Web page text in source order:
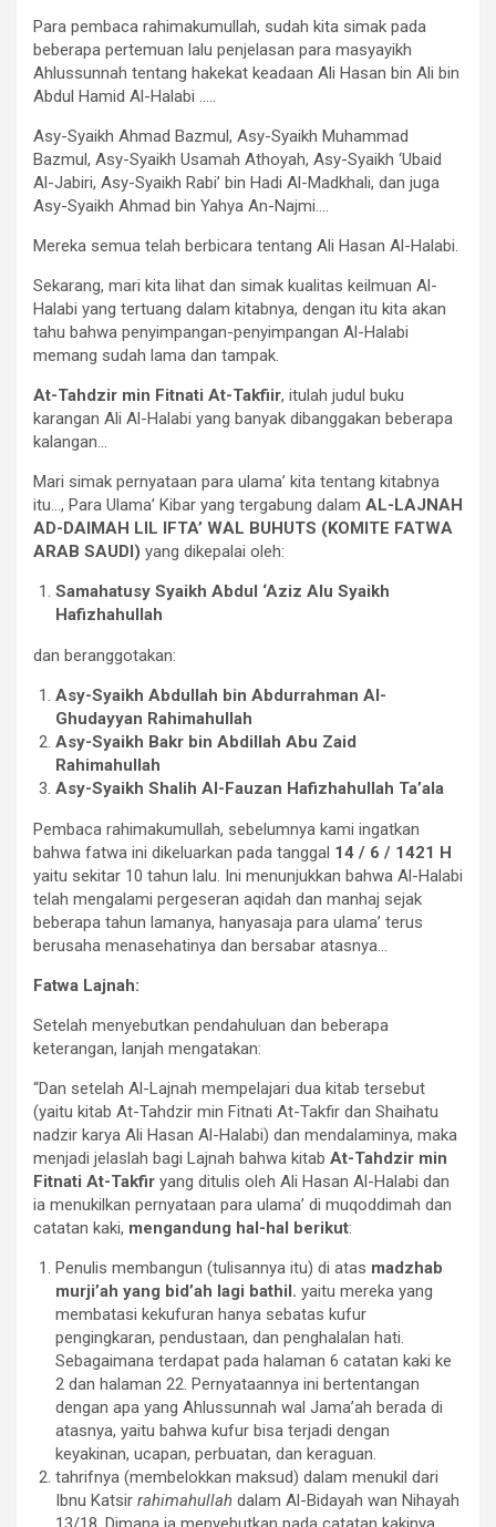
Para pembaca rahimakumullah, sudah kita simak pada
beberapa pertemuan lalu penjelasan para masyayikh
Ahlussunnah tentang hakekat keadaan Ali Hasan bin Ali bin
Abdul Hamid Al-Halabi …..
Asy-Syaikh Ahmad Bazmul, Asy-Syaikh Muhammad
Bazmul, Asy-Syaikh Usamah Athoyah, Asy-Syaikh ‘Ubaid
Al-Jabiri, Asy-Syaikh Rabi’ bin Hadi Al-Madkhali, dan juga
Asy-Syaikh Ahmad bin Yahya An-Najmi….
Mereka semua telah berbicara tentang Ali Hasan Al-Halabi.
Sekarang, mari kita lihat dan simak kualitas keilmuan Al-
Halabi yang tertuang dalam kitabnya, dengan itu kita akan
tahu bahwa penyimpangan-penyimpangan Al-Halabi
memang sudah lama dan tampak.
At-Tahdzir min Fitnati At-Takfiir, itulah judul buku
karangan Ali Al-Halabi yang banyak dibanggakan beberapa
kalangan…
Mari simak pernyataan para ulama’ kita tentang kitabnya
itu…, Para Ulama’ Kibar yang tergabung dalam AL-LAJNAH
AD-DAIMAH LIL IFTA’ WAL BUHUTS (KOMITE FATWA
ARAB SAUDI) yang dikepalai oleh:
Samahatusy Syaikh Abdul ‘Aziz Alu Syaikh
Hafizhahullah
dan beranggotakan:
Asy-Syaikh Abdullah bin Abdurrahman Al-
Ghudayyan Rahimahullah
Asy-Syaikh Bakr bin Abdillah Abu Zaid
Rahimahullah
Asy-Syaikh Shalih Al-Fauzan Hafizhahullah Ta’ala
Pembaca rahimakumullah, sebelumnya kami ingatkan
bahwa fatwa ini dikeluarkan pada tanggal 14 / 6 / 1421 H
yaitu sekitar 10 tahun lalu. Ini menunjukkan bahwa Al-Halabi
telah mengalami pergeseran aqidah dan manhaj sejak
beberapa tahun lamanya, hanyasaja para ulama’ terus
berusaha menasehatinya dan bersabar atasnya…
Fatwa Lajnah:
Setelah menyebutkan pendahuluan dan beberapa
keterangan, lanjah mengatakan:
“Dan setelah Al-Lajnah mempelajari dua kitab tersebut
(yaitu kitab At-Tahdzir min Fitnati At-Takfir dan Shaihatu
nadzir karya Ali Hasan Al-Halabi) dan mendalaminya, maka
menjadi jelaslah bagi Lajnah bahwa kitab At-Tahdzir min
Fitnati At-Takfir yang ditulis oleh Ali Hasan Al-Halabi dan
ia menukilkan pernyataan para ulama’ di muqoddimah dan
catatan kaki, mengandung hal-hal berikut:
Penulis membangun (tulisannya itu) di atas madzhab
murji’ah yang bid’ah lagi bathil. yaitu mereka yang
membatasi kekufuran hanya sebatas kufur
pengingkaran, pendustaan, dan penghalalan hati.
Sebagaimana terdapat pada halaman 6 catatan kaki ke
2 dan halaman 22. Pernyataannya ini bertentangan
dengan apa yang Ahlussunnah wal Jama’ah berada di
atasnya, yaitu bahwa kufur bisa terjadi dengan
keyakinan, ucapan, perbuatan, dan keraguan.
tahrifnya (membelokkan maksud) dalam menukil dari
Ibnu Katsir rahimahullah dalam Al-Bidayah wan Nihayah